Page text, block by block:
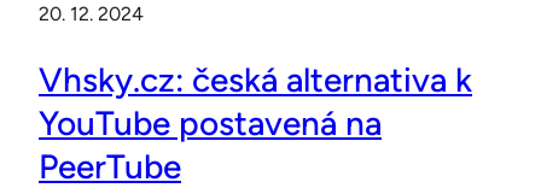
20. 12. 2024
Vhsky.cz: česká alternativa k
YouTube postavená na
PeerTube